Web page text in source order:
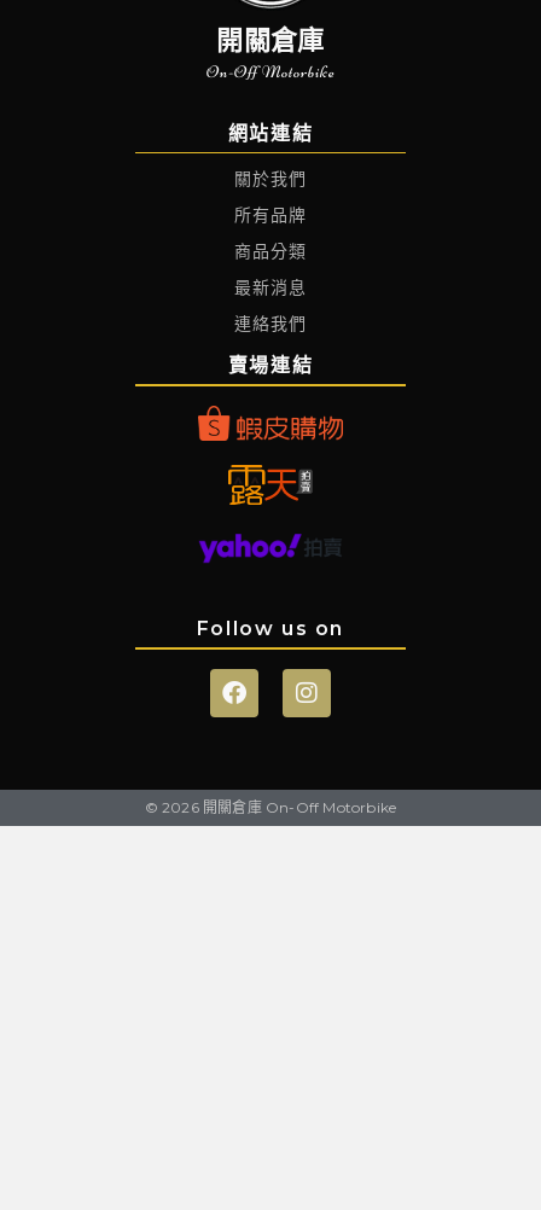
開關倉庫
On-Off Motorbike
網站連結
關於我們
所有品牌
商品分類
最新消息
連絡我們
賣場連結
Follow us on
© 2026 開關倉庫 On-Off Motorbike